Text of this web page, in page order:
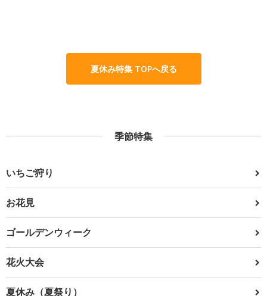
夏休み特集 TOPへ戻る
季節特集
いちご狩り
お花見
ゴールデンウィーク
花火大会
夏休み（夏祭り）